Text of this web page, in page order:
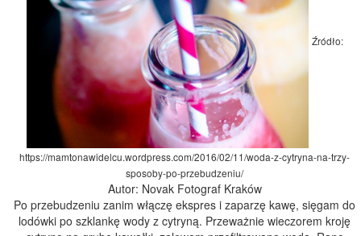
Źródło:
https://mamtonawidelcu.wordpress.com/2016/02/11/woda-z-cytryna-na-trzy-
sposoby-po-przebudzeniu/
Autor: Novak Fotograf Kraków
Po przebudzeniu zanim włączę ekspres i zaparzę kawę, sięgam do
lodówki po szklankę wody z cytryną. Przeważnie wieczorem kroję